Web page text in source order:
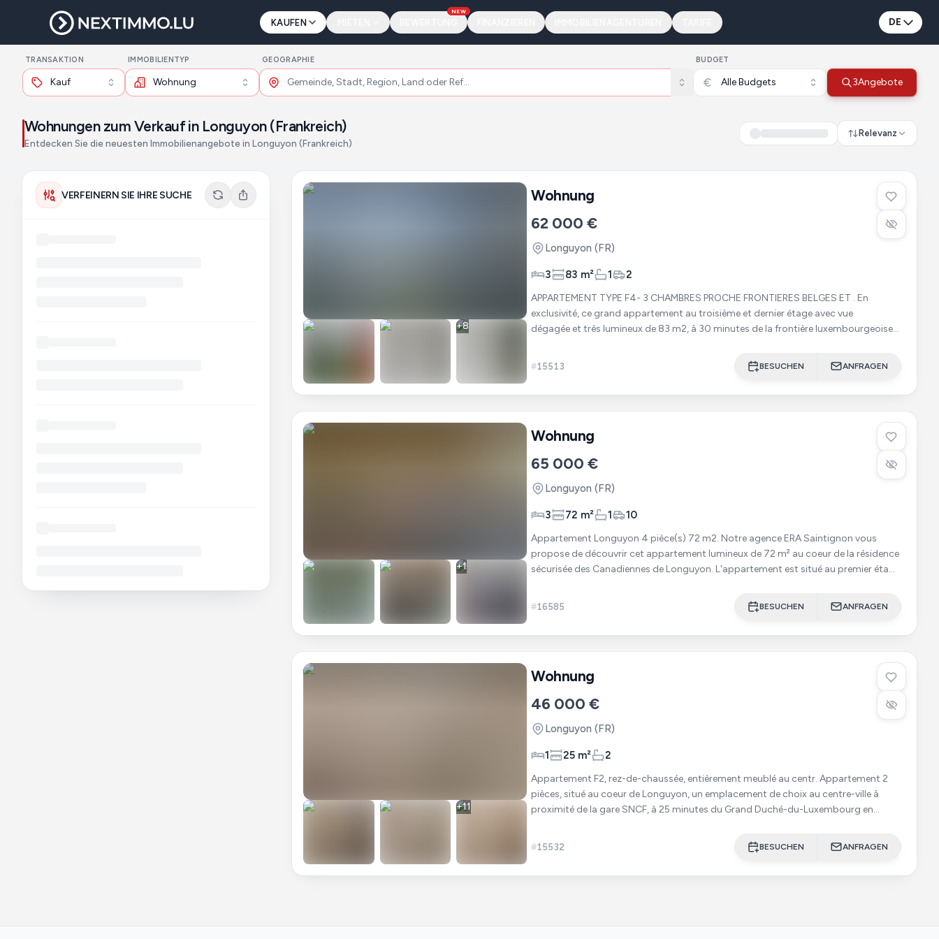
KAUFEN
NEW
DE
TRANSAKTION
Kauf
IMMOBILIENTYP
Wohnung
GEOGRAPHIE BUDGET
Alle Budgets 3Angebote
Wohnungen zum Verkauf in Longuyon (Frankreich)
Entdecken Sie die neuesten Immobilienangebote in Longuyon (Frankreich)
Relevanz
VERFEINERN SIE IHRE SUCHE
+8
Wohnung
62 000 €
Longuyon (FR)
3 83 m² 1 2
APPARTEMENT TYPE F4- 3 CHAMBRES PROCHE FRONTIERES BELGES ET . En
exclusivité, ce grand appartement au troisième et dernier étage avec vue
dégagée et très lumineux de 83 m2, à 30 minutes de la frontière luxembourgeoise
#15513 BESUCHEN ANFRAGEN
+1
Wohnung
65 000 €
Longuyon (FR)
3 72 m² 1 10
Appartement Longuyon 4 pièce(s) 72 m2. Notre agence ERA Saintignon vous
propose de découvrir cet appartement lumineux de 72 m² au coeur de la résidence
sécurisée des Canadiennes de Longuyon. L'appartement est situé au premier étage
#16585 BESUCHEN ANFRAGEN
+11
Wohnung
46 000 €
Longuyon (FR)
1 25 m² 2
Appartement F2, rez-de-chaussée, entièrement meublé au centr. Appartement 2
pièces, situé au coeur de Longuyon, un emplacement de choix au centre-ville à
proximité de la gare SNCF, à 25 minutes du Grand Duché-du-Luxembourg en
#15532 BESUCHEN ANFRAGEN